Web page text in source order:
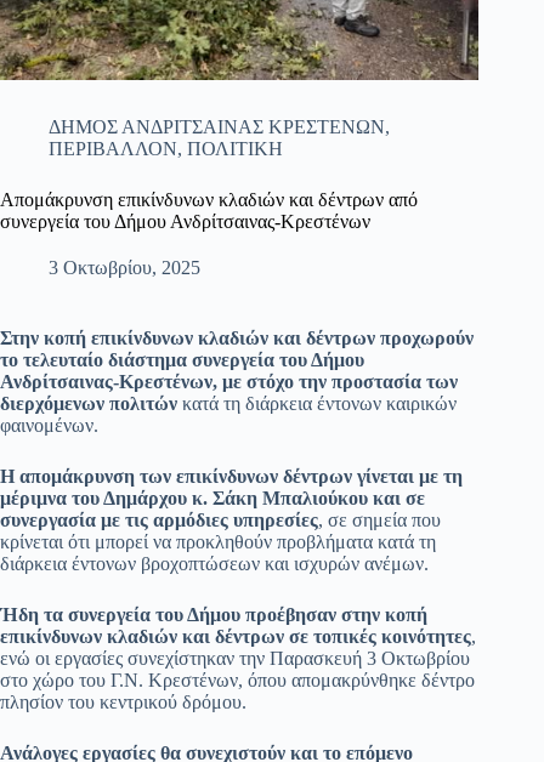
ΔΗΜΟΣ ΑΝΔΡΙΤΣΑΙΝΑΣ ΚΡΕΣΤΕΝΩΝ,
ΠΕΡΙΒΑΛΛΟΝ, ΠΟΛΙΤΙΚΗ
Απομάκρυνση επικίνδυνων κλαδιών και δέντρων από
συνεργεία του Δήμου Ανδρίτσαινας-Κρεστένων
3 Οκτωβρίου, 2025
Στην κοπή επικίνδυνων κλαδιών και δέντρων προχωρούν
το τελευταίο διάστημα συνεργεία του Δήμου
Ανδρίτσαινας-Κρεστένων, με στόχο την προστασία των
διερχόμενων πολιτών κατά τη διάρκεια έντονων καιρικών
φαινομένων.
Η απομάκρυνση των επικίνδυνων δέντρων γίνεται με τη
μέριμνα του Δημάρχου κ. Σάκη Μπαλιούκου και σε
συνεργασία με τις αρμόδιες υπηρεσίες, σε σημεία που
κρίνεται ότι μπορεί να προκληθούν προβλήματα κατά τη
διάρκεια έντονων βροχοπτώσεων και ισχυρών ανέμων.
Ήδη τα συνεργεία του Δήμου προέβησαν στην κοπή
επικίνδυνων κλαδιών και δέντρων σε τοπικές κοινότητες,
ενώ οι εργασίες συνεχίστηκαν την Παρασκευή 3 Οκτωβρίου
στο χώρο του Γ.Ν. Κρεστένων, όπου απομακρύνθηκε δέντρο
πλησίον του κεντρικού δρόμου.
Ανάλογες εργασίες θα συνεχιστούν και το επόμενο